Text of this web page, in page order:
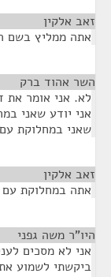
זאב אלקין
אתה ממליץ בשם
השר אהוד ברק
לא. אני אומר את
אני יודע שאני
שאני במחלוקת
זאב אלקין
אתה במחלוקת
היו"ר משה גפני
אני לא מסכים
ביקשתי לשמוע